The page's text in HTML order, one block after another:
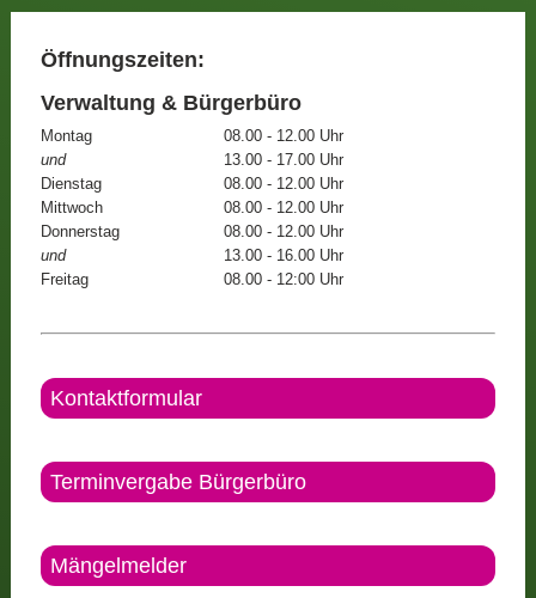
Öffnungszeiten:
Verwaltung & Bürgerbüro
Montag
08.00 - 12.00 Uhr
und
13.00 - 17.00 Uhr
Dienstag
08.00 - 12.00 Uhr
Mittwoch
08.00 - 12.00 Uhr
Donnerstag
08.00 - 12.00 Uhr
und
13.00 - 16.00 Uhr
Freitag
08.00 - 12:00 Uhr
Kontaktformular
Terminvergabe Bürgerbüro
Mängelmelder